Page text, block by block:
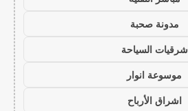
مدونة صحبة
شرقيات السياحة
موسوعة انوار
اشراق الأرباح